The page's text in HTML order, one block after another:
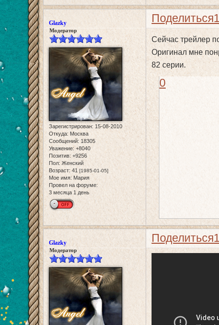
Поделиться
Glazky
Модератор
Зарегистрирован: 15-08-2010
Откуда: Москва
Сообщений: 18305
Уважение: +8040
Позитив: +9256
Пол: Женский
Возраст: 41 [1985-01-05]
Мое имя: Мария
Провел на форуме:
3 месяца 1 день
Сейчас трейлер
Оригинал мне
82 серии.
0
Поделиться
Glazky
Модератор